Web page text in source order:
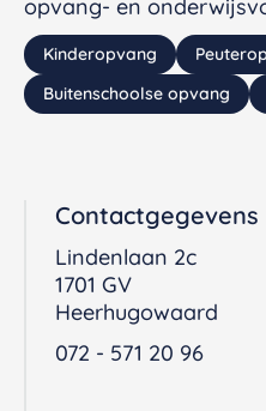
opvang- en
Kinderopvang
Buitenschoolse opvang
Contactgegevens
Lindenlaan 2c
1701 GV
Heerhugowaard
072 - 571 20 96